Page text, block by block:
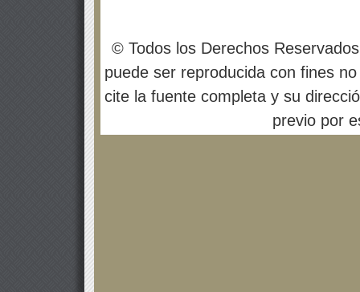
© Todos los Derechos
puede ser reproducida con fines
cite la fuente completa y su
previo por